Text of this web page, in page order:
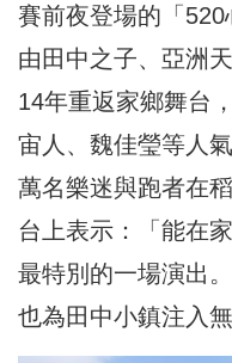
賽前夜登場的「520
由田中之子、亞洲
14年重返家鄉舞台
宙人、魏佳瑩等人
萬名樂迷與跑者在
台上表示：「能在
最特別的一場演出
也為田中小鎮注入